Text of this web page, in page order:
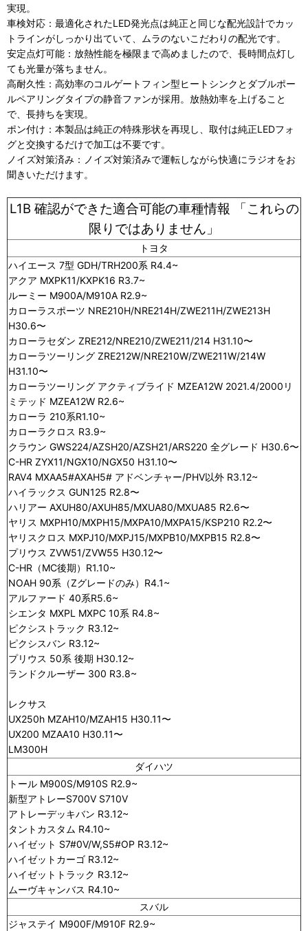
実現。
車検対応：最適化されたLED発光点は純正と同じな配光設計でカッ
トラインがしっかり出ていて、ムラのないこだわりの配光です。
安定点灯可能：放熱性能を極限まで高めましたので、長時間点灯し
ても光量が落ちません。
高耐久性：高効率のコルゲートフィン型ヒートシンクとダブルポー
ルペアリングタイプの静音ファンが採用。放熱効率を上げること
で、長持ちを実現。
ポン付け：本製品は純正の特殊形状を再現し、取付は純正LEDフォ
グと交換するだけで加工は不要です。
ノイズ対策済み：ノイズ対策済みで運転しながら快適にラジオをお
聞きいただけます。
L1B 確認ができた適合可能の車種情報 「これらの
限りではありません」
トヨタ
ハイエース 7型 GDH/TRH200系 R4.4~
アクア MXPK11/KXPK16 R3.7~
ルーミー M900A/M910A R2.9~
カローラスポーツ NRE210H/NRE214H/ZWE211H/ZWE213H
H30.6〜
カローラセダン ZRE212/NRE210/ZWE211/214 H31.10〜
カローラツーリング ZRE212W/NRE210W/ZWE211W/214W
H31.10〜
カローラツーリング アクティブライド MZEA12W 2021.4/2000リ
ミテッド MZEA12W R2.6~
カローラ 210系R1.10~
カローラクロス R3.9~
クラウン GWS224/AZSH20/AZSH21/ARS220 全グレード H30.6〜
C-HR ZYX11/NGX10/NGX50 H31.10〜
RAV4 MXAA5#AXAH5# アドベンチャー/PHV以外 R3.12~
ハイラックス GUN125 R2.8〜
ハリアー AXUH80/AXUH85/MXUA80/MXUA85 R2.6〜
ヤリス MXPH10/MXPH15/MXPA10/MXPA15/KSP210 R2.2〜
ヤリスクロス MXPJ10/MXPJ15/MXPB10/MXPB15 R2.8〜
プリウス ZVW51/ZVW55 H30.12〜
C-HR（MC後期）R1.10~
NOAH 90系（Zグレードのみ）R4.1~
アルファード 40系R5.6~
シエンタ MXPL MXPC 10系 R4.8~
ピクシストラック R3.12~
ピクシスバン R3.12~
プリウス 50系 後期 H30.12~
ランドクルーザー 300 R3.8~
レクサス
UX250h MZAH10/MZAH15 H30.11〜
UX200 MZAA10 H30.11〜
LM300H
ダイハツ
トール M900S/M910S R2.9~
新型アトレーS700V S710V
アトレーデッキバン R3.12~
タントカスタム R4.10~
ハイゼット S7#0V/W,S5#OP R3.12~
ハイゼットカーゴ R3.12~
ハイゼットトラック R3.12~
ムーヴキャンバス R4.10~
スバル
ジャステイ M900F/M910F R2.9~